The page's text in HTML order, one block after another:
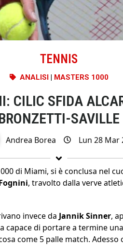
TENNIS
ANALISI| MASTERS 1000
CILIC SFIDA
SAVILLE
Andrea Borea Lun 28 Mar
di Miami, si è conclusa nel
, travolto dalla verve
invece da JannikSinner,
capace di portare a termine
come 5 palle match. Adesso